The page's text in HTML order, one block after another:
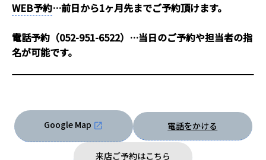
WEB予約…前日から1ヶ月先までご予約頂けます。
電話予約（052-951-6522）…当日のご予約や担当者の指
名が可能です。
Google Map 電話をかける
来店ご予約はこちら